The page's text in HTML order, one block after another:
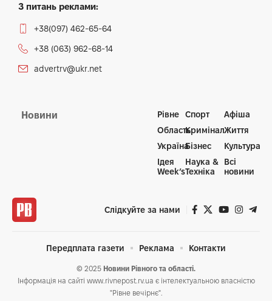
З питань реклами:
+38(097) 462-65-64
+38 (063) 962-68-14
advertrv@ukr.net
Новини
Рівне
Область
Україна
Ідея
Week’s
Спорт
Кримінал
Бізнес
Наука &
Техніка
Афіша
Життя
Культура
Всі
новини
Слідкуйте за нами
© 2025 Новини Рівного та області.
Інформація на сайті www.rivnepost.rv.ua є інтелектуальною власністю
"Рівне вечірнє".
Передплата газети Реклама Контакти